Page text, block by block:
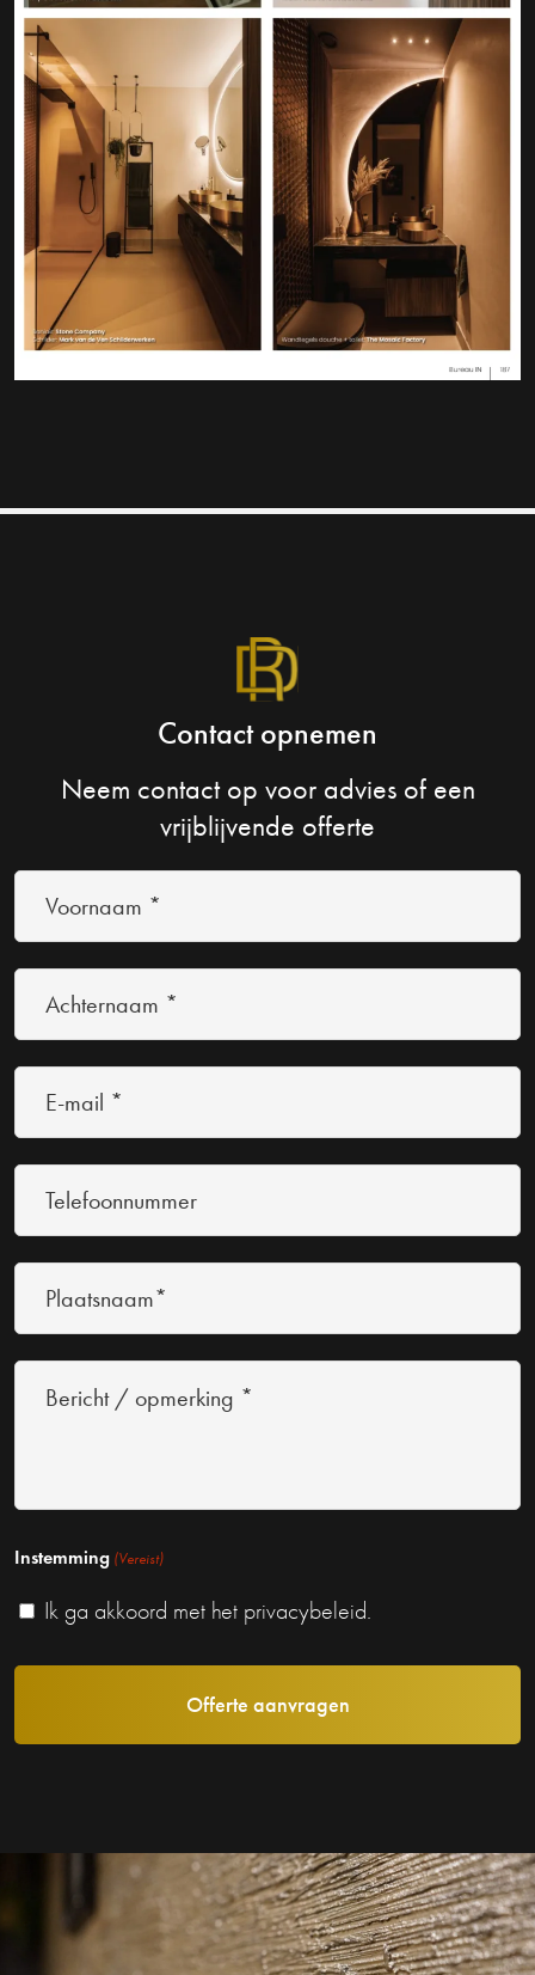
Contact opnemen
Neem contact op voor advies of een
vrijblijvende offerte
*
(Vereist)
*
(Vereist)
mail
*
(Vereist)
*
Instemming (Vereist)
Ik ga akkoord met het privacybeleid.